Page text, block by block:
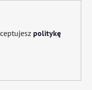
politykę